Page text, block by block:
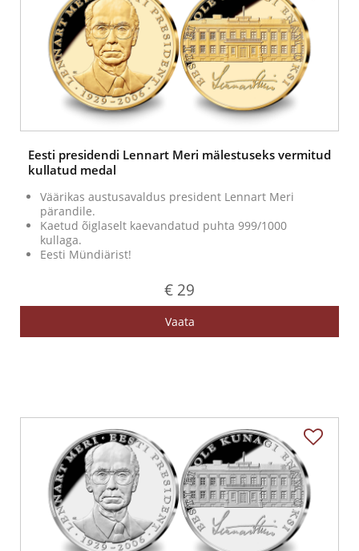
Eesti presidendi Lennart Meri mälestuseks vermitud
kullatud medal
Väärikas austusavaldus president Lennart Meri
pärandile.
Kaetud õiglaselt kaevandatud puhta 999/1000
kullaga.
Eesti Mündiärist!
€ 29
Vaata